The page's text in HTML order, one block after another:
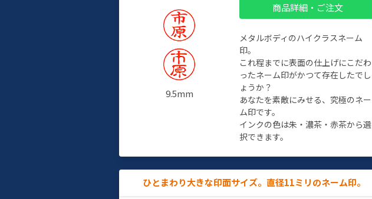
9.5mm
商品詳細・ご注文
メタルボディのハイクラスネーム
印。
これ程までに表面の仕上げにこだわ
ったネーム印がかつて存在したでし
ょうか？
あなたを素敵にみせる、究極のネー
ム印です。
インクの色は朱・濃茶・赤茶から選
択できます。
ひとまわり大きな印面サイズ。直径11ミリのネーム印。